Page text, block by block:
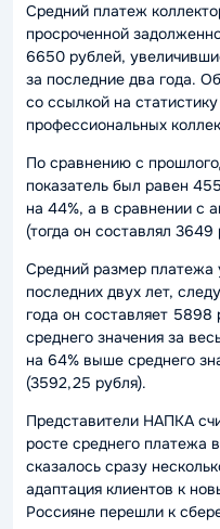
Средний платеж
просроченной
6650 рублей,
за последние два года.
со ссылкой на
профессиональных
По сравнению с
показатель был равен
на 44%, а в сравнении с
(тогда он составлял 3649
Средний размер платежа
последних двух лет,
года он составляет
среднего значения за
на 64% выше среднего
(3592,25 рубля).
Представители НАПКА
росте среднего платежа
сказалось сразу
адаптация клиентов к
Россияне перешли к